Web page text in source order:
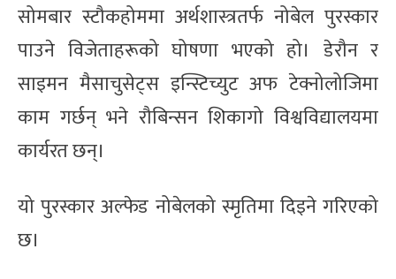
सोमबार स्टौकहोममा अर्थशास्त्रतर्फ नोबेल पुरस्कार
पाउने विजेताहरूको घोषणा भएको हो। डेरौन र
साइमन मैसाचुसेट्स इन्स्टिच्युट अफ टेक्नोलोजिमा
काम गर्छन् भने रौबिन्सन शिकागो विश्वविद्यालयमा
कार्यरत छन्।
यो पुरस्कार अल्फेड नोबेलको स्मृतिमा दिइने गरिएको
छ।